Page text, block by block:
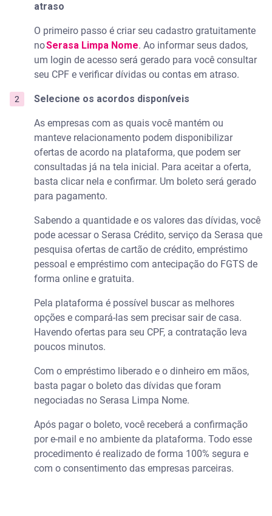
atraso
O primeiro passo é criar seu cadastro gratuitamente
noSerasa Limpa Nome. Ao informar seus dados,
um login de acesso será gerado para você consultar
seu CPF e verificar dívidas ou contas em atraso.
Selecione os acordos disponíveis
As empresas com as quais você mantém ou
manteve relacionamento podem disponibilizar
ofertas de acordo na plataforma, que podem ser
consultadas já na tela inicial. Para aceitar a oferta,
basta clicar nela e confirmar. Um boleto será gerado
para pagamento.
Sabendo a quantidade e os valores das dívidas, você
pode acessar o Serasa Crédito, serviço da Serasa que
pesquisa ofertas de cartão de crédito, empréstimo
pessoal e empréstimo com antecipação do FGTS de
forma online e gratuita.
Pela plataforma é possível buscar as melhores
opções e compará-las sem precisar sair de casa.
Havendo ofertas para seu CPF, a contratação leva
poucos minutos.
Com o empréstimo liberado e o dinheiro em mãos,
basta pagar o boleto das dívidas que foram
negociadas no Serasa Limpa Nome.
Após pagar o boleto, você receberá a confirmação
por e-mail e no ambiente da plataforma. Todo esse
procedimento é realizado de forma 100% segura e
com o consentimento das empresas parceiras.